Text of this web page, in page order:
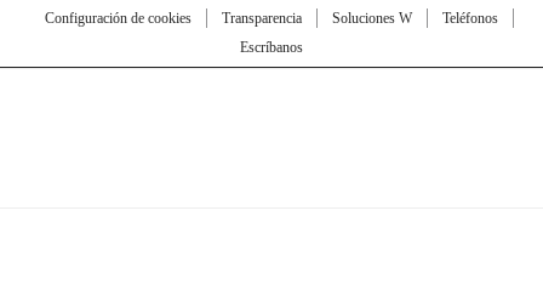
Configuración de cookies
Transparencia Soluciones W
Teléfonos
Escríbanos